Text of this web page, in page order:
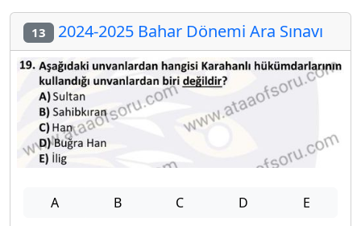
13 2024-2025 Bahar Dönemi Ara Sınavı
A B C D E